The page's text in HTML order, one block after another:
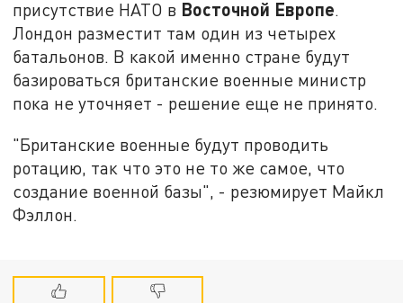
присутствие НАТО в Восточной Европе.
Лондон разместит там один из четырех
батальонов. В какой именно стране будут
базироваться британские военные министр
пока не уточняет - решение еще не принято.
"Британские военные будут проводить
ротацию, так что это не то же самое, что
создание военной базы", - резюмирует Майкл
Фэллон.